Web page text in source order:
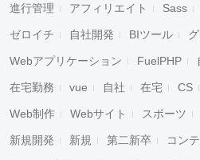
進行管理 アフィリエイト Sass
ゼロイチ 自社開発 BIツール
Webアプリケーション FuelPHP
在宅勤務 vue 自社 在宅 CS
Web制作 Webサイト スポーツ
新規開発 新規 第二新卒 コン